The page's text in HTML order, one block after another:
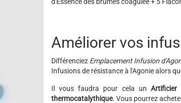
Améliorer vos
Différenciez Emplacement Infusion
Infusions de résistance à l'Agonie alors
Il vous faudra pour cela un Artificier
thermocatalythique. Vous pourrez